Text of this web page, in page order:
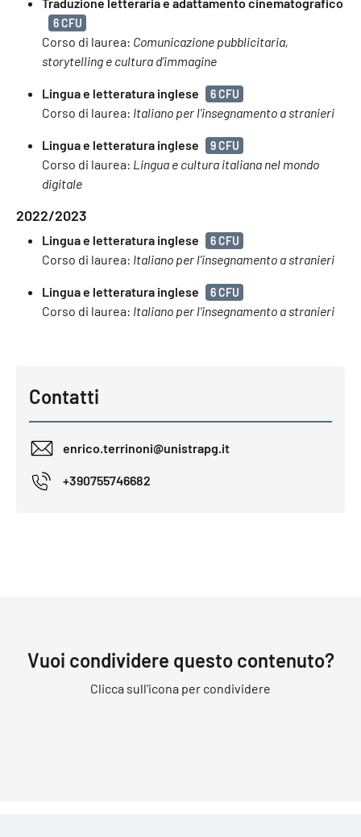
6 CFU
Corso di laurea: Comunicazione pubblicitaria,
storytelling e cultura d'immagine
Lingua e letteratura inglese 6 CFU
Corso di laurea: Italiano per l'insegnamento a stranieri
Lingua e letteratura inglese 9 CFU
Corso di laurea: Lingua e cultura italiana nel mondo
digitale
2022/2023
Lingua e letteratura inglese 6 CFU
Corso di laurea: Italiano per l'insegnamento a stranieri
Lingua e letteratura inglese 6 CFU
Corso di laurea: Italiano per l'insegnamento a stranieri
Contatti
enrico.terrinoni@unistrapg.it
+390755746682
Vuoi condividere questo contenuto?
Clicca sull'icona per condividere